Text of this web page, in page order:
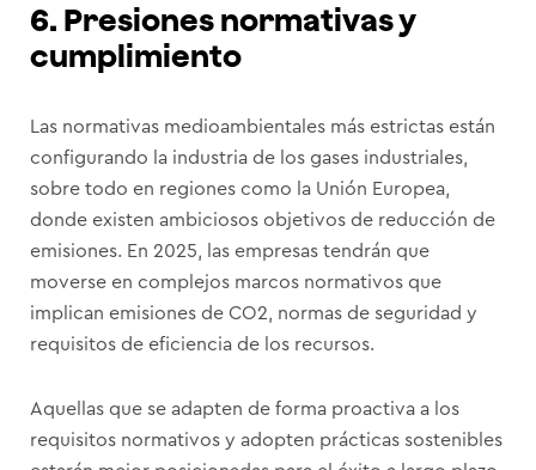
6. Presiones normativas y
cumplimiento
Las normativas medioambientales más estrictas están
configurando la industria de los gases industriales,
sobre todo en regiones como la Unión Europea,
donde existen ambiciosos objetivos de reducción de
emisiones. En 2025, las empresas tendrán que
moverse en complejos marcos normativos que
implican emisiones de CO2, normas de seguridad y
requisitos de eficiencia de los recursos.
Aquellas que se adapten de forma proactiva a los
requisitos normativos y adopten prácticas sostenibles